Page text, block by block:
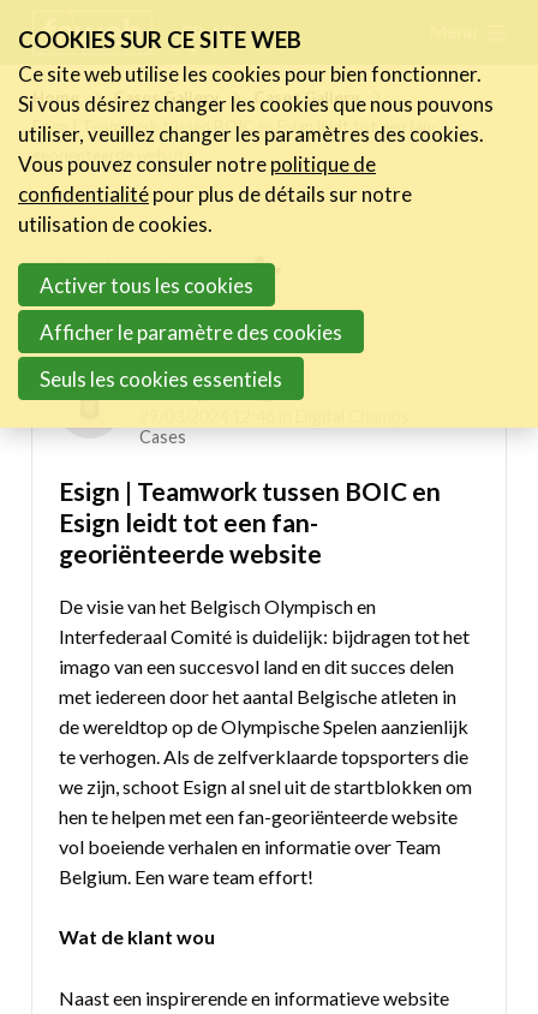
links
Jump
to
navigation
Jump
main
content
FR NL
Home Cases Gallery
Cases Gallery
Esign | Teamwork tussen BOIC en Esign leidt tot een fan-
georiënteerde website
Inspiring projects menu
Digital Champs Cases
Developers Esign
Cases
Esign | Teamwork tussen BOIC en
Esign leidt tot een fan-
georiënteerde website
De visie van het Belgisch Olympisch en
Interfederaal Comité is duidelijk: bijdragen tot het
imago van een succesvol land en dit succes delen
met iedereen door het aantal Belgische atleten in
de wereldtop op de Olympische Spelen aanzienlijk
te verhogen. Als de zelfverklaarde topsporters die
we zijn, schoot Esign al snel uit de startblokken om
hen te helpen met een fan-georiënteerde website
vol boeiende verhalen en informatie over Team
Belgium. Een ware team effort!
Wat de klant wou
Naast een inspirerende en informatieve website
Actualités
Activités
Cases Gallery
Le Toolbox
Annuaire prestataires
A propos
COOKIES SUR CE SITE WEB
Ce site web utilise les cookies pour bien fonctionner.
Si vous désirez changer les cookies que nous pouvons
utiliser, veuillez changer les paramètres des cookies.
Vous pouvez consuler notrepolitique de
confidentialitépour plus de détails sur notre
utilisation de cookies.
Activer tous les cookies
Afficher le paramètre des cookies
Seuls les cookies essentiels